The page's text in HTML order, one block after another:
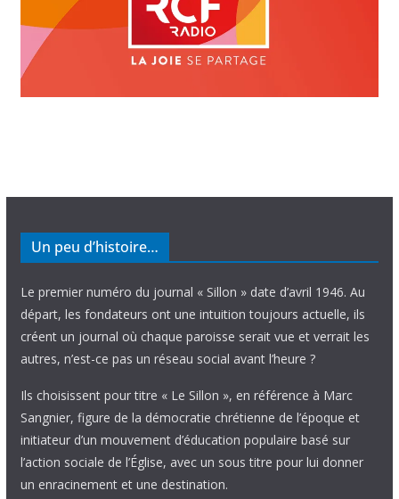
Un peu d’histoire…
Le premier numéro du journal « Sillon » date d’avril 1946. Au
départ, les fondateurs ont une intuition toujours actuelle, ils
créent un journal où chaque paroisse serait vue et verrait les
autres, n’est-ce pas un réseau social avant l’heure ?
Ils choisissent pour titre « Le Sillon », en référence à Marc
Sangnier, figure de la démocratie chrétienne de l’époque et
initiateur d’un mouvement d’éducation populaire basé sur
l’action sociale de l’Église, avec un sous titre pour lui donner
un enracinement et une destination.